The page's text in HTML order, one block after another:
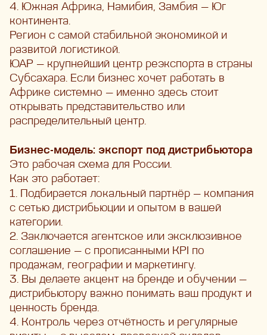
4. Южная Африка, Намибия, Замбия — Юг
континента.
Регион с самой стабильной экономикой и
развитой логистикой.
ЮАР — крупнейший центр реэкспорта в страны
Субсахара. Если бизнес хочет работать в
Африке системно — именно здесь стоит
открывать представительство или
распределительный центр.
Бизнес-модель: экспорт под дистрибьютора
Это рабочая схема для России.
Как это работает:
1. Подбирается локальный партнёр — компания
с сетью дистрибьюции и опытом в вашей
категории.
2. Заключается агентское или эксклюзивное
соглашение — с прописанными KPI по
продажам, географии и маркетингу.
3. Вы делаете акцент на бренде и обучении —
дистрибьютору важно понимать ваш продукт и
ценность бренда.
4. Контроль через отчётность и регулярные